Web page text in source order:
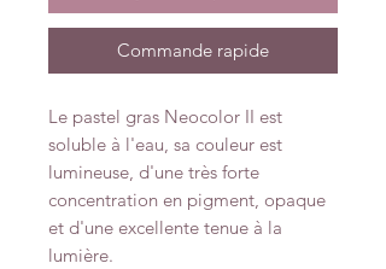
Commande rapide
Le pastel gras Neocolor II est
soluble à l'eau, sa couleur est
lumineuse, d'une très forte
concentration en pigment, opaque
et d'une excellente tenue à la
lumière.